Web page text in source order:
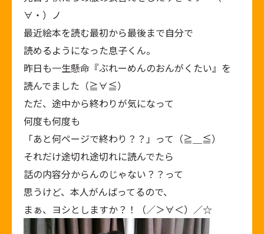
∀・）ノ
最近絵本を読む最初から最後まで自分で
読めるようになった息子くん。
昨日も一生懸命『ぶれーめんのおんがくたい』を
読んでました（≧∀≦）
ただ、途中から終わりが気になって
何度も何度も
「あと何ページで終わり？？」って（≧＿≦）
それだけ途切れ途切れに読んでたら
話の内容分からんのじゃない？？って
思うけど、本人がんばってるので、
まぁ、ヨシとしますか？！（／＞∀＜）／☆